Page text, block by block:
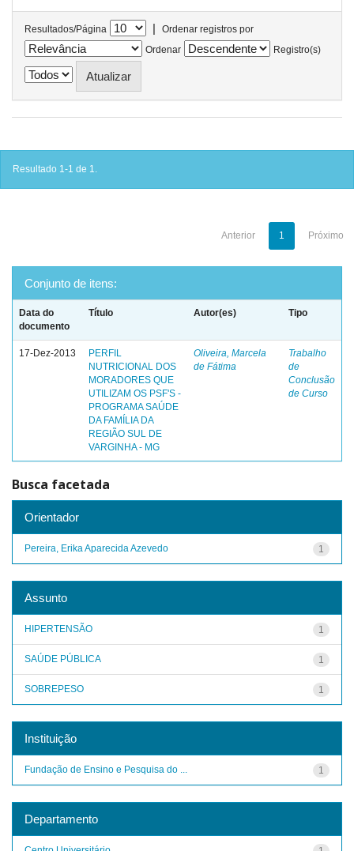
Resultados/Página |
Ordenar registros por
Ordenar
Registro(s)
Resultado 1-1 de 1.
Anterior 1 Próximo
Conjunto de itens:
Data do
documento
Título Autor(es) Tipo
17-Dez-2013
PERFIL
NUTRICIONAL DOS
MORADORES QUE
UTILIZAM OS PSF'S -
PROGRAMA SAÚDE
DA FAMÍLIA DA
REGIÃO SUL DE
VARGINHA - MG
Oliveira, Marcela
de Fátima
Trabalho
de
Conclusão
de Curso
Busca facetada
Orientador
1
Pereira, Erika Aparecida Azevedo
Assunto
1
HIPERTENSÃO
1
SAÚDE PÚBLICA
1
SOBREPESO
Instituição
1
Fundação de Ensino e Pesquisa do ...
Departamento